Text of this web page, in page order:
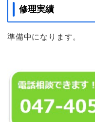
修理実績
準備中になります。